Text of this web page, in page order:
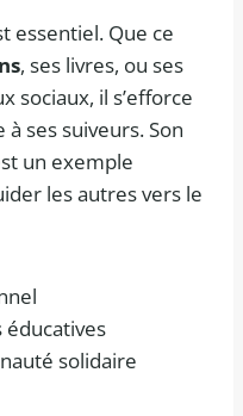
essentiel. Que ce
, ses livres, ou ses
sociaux, il s’efforce
ses suiveurs. Son
un exemple
les autres vers le
éducatives
solidaire